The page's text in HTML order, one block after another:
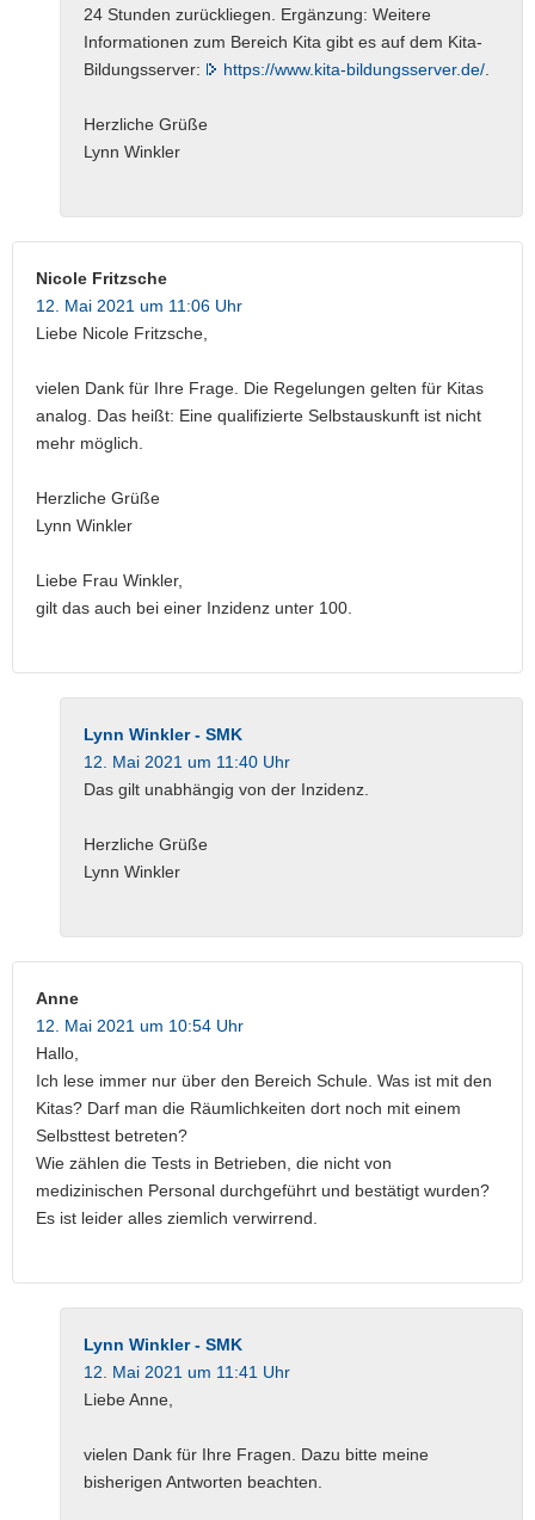
24 Stunden zurückliegen. Ergänzung: Weitere
Informationen zum Bereich Kita gibt es auf dem Kita-
Bildungsserver:
https://www.kita-bildungsserver.de/
Herzliche Grüße
Lynn Winkler
Nicole Fritzsche
12. Mai 2021 um 11:06 Uhr
Liebe Nicole Fritzsche,
vielen Dank für Ihre Frage. Die Regelungen gelten für Kitas
analog. Das heißt: Eine qualifizierte Selbstauskunft ist nicht
mehr möglich.
Herzliche Grüße
Lynn Winkler
Liebe Frau Winkler,
gilt das auch bei einer Inzidenz unter 100.
Lynn Winkler - SMK
12. Mai 2021 um 11:40 Uhr
Das gilt unabhängig von der Inzidenz.
Herzliche Grüße
Lynn Winkler
Anne
12. Mai 2021 um 10:54 Uhr
Hallo,
Ich lese immer nur über den Bereich Schule. Was ist mit den
Kitas? Darf man die Räumlichkeiten dort noch mit einem
Selbsttest betreten?
Wie zählen die Tests in Betrieben, die nicht von
medizinischen Personal durchgeführt und bestätigt wurden?
Es ist leider alles ziemlich verwirrend.
Lynn Winkler - SMK
12. Mai 2021 um 11:41 Uhr
Liebe Anne,
vielen Dank für Ihre Fragen. Dazu bitte meine
bisherigen Antworten beachten.